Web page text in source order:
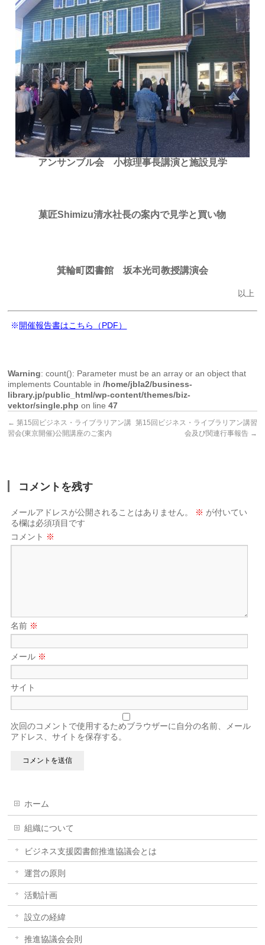
アンサンブル会 小椋理事長講演と施設見学
菓匠Shimizu清水社長の案内で見学と買い物
箕輪町図書館 坂本光司教授講演会
以上
※開催報告書はこちら（PDF）
Warning: count(): Parameter must be an array or an object that
implements Countable in/home/jbla2/business-
library.jp/public_html/wp-content/themes/biz-
vektor/single.php on line47
← 第15回ビジネス・ライブラリアン講
習会(東京開催)公開講座のご案内
第15回ビジネス・ライブラリアン講習
会及び関連行事報告 →
コメントを残す
メールアドレスが公開されることはありません。 ※ が付いてい
る欄は必須項目です
コメント ※
名前 ※
メール ※
サイト
次回のコメントで使用するためブラウザーに自分の名前、メール
アドレス、サイトを保存する。
ホーム
組織について
ビジネス支援図書館推進協議会とは
運営の原則
活動計画
設立の経緯
推進協議会会則